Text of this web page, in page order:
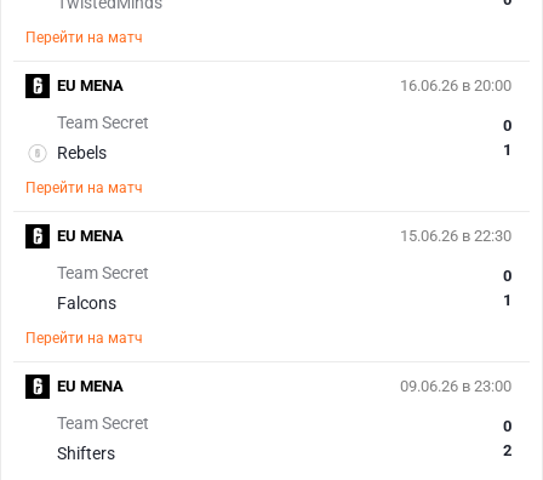
Перейти на матч
16.06.26 в 20:00
Team Secret
Rebels
0
1
Перейти на матч
EU MENA
15.06.26 в 22:30
Team Secret
Falcons
0
1
Перейти на матч
EU MENA
09.06.26 в 23:00
Team Secret
Shifters
0
2
EU MENA